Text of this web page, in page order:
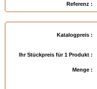
Referenz :
Katalogpreis :
Ihr Stückpreis für 1 Produkt :
Menge :